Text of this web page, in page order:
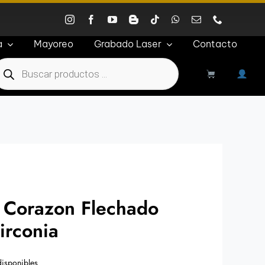
Mayoreo Grabado Laser
Contacto
Flechado